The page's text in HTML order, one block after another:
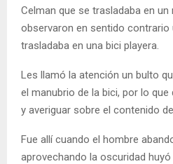
Celman que se trasladaba en un
observaron en sentido contrario
trasladaba en una bici playera.
Les llamó la atención un bulto
el manubrio de la bici, por lo
y averiguar sobre el contenido
Fue allí cuando el hombre
aprovechando la oscuridad